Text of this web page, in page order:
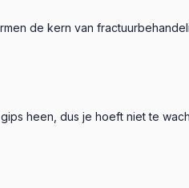
de kern van
heen, dus je hoeft niet te